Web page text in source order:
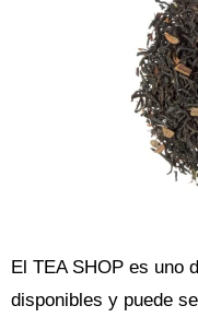
El TEA SHOP es uno
disponibles y puede